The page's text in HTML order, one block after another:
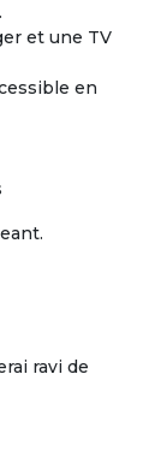
et une TV
en
ravi de